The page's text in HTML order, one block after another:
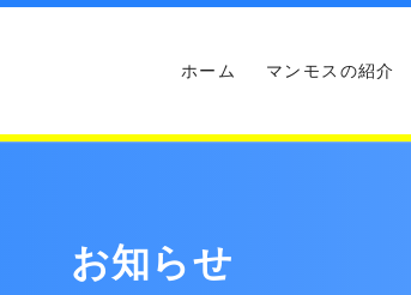
ホーム マンモスの紹介
お知らせ